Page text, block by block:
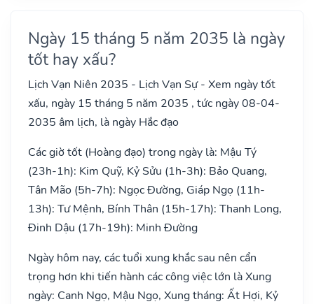
Ngày 15 tháng 5 năm 2035 là ngày
tốt hay xấu?
Lịch Vạn Niên 2035 - Lịch Vạn Sự - Xem ngày tốt
xấu, ngày 15 tháng 5 năm 2035 , tức ngày 08-04-
2035 âm lịch, là ngày Hắc đạo
Các giờ tốt (Hoàng đạo) trong ngày là: Mậu Tý
(23h-1h): Kim Quỹ, Kỷ Sửu (1h-3h): Bảo Quang,
Tân Mão (5h-7h): Ngọc Đường, Giáp Ngọ (11h-
13h): Tư Mệnh, Bính Thân (15h-17h): Thanh Long,
Đinh Dậu (17h-19h): Minh Đường
Ngày hôm nay, các tuổi xung khắc sau nên cẩn
trọng hơn khi tiến hành các công việc lớn là Xung
ngày: Canh Ngọ, Mậu Ngọ, Xung tháng: Ất Hợi, Kỷ